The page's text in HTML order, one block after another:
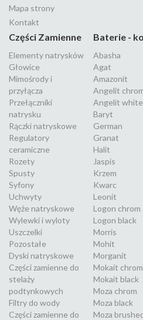
Mapa strony
Kontakt
Części Zamienne
Elementy natrysków
Głowice
Mimośrody i
przyłącza
Przełączniki
natrysku
Rączki natryskowe
Regulatory
ceramiczne
Rozety
Spusty
Syfony
Uchwyty
Węże natryskowe
Wylewki i wyloty
Uszczelki
Pozostałe
Dyski natryskowe
Części zamienne do
stelaży
podtynkowych
Filtry do wody
Części zamienne do
Baterie -
Abasha
Agat
Amazonit
Angelit
Angelit white
Baryt
German
Granat
Halit
Jaspis
Krzem
Kwarc
Leonit
Logon chrom
Logon black
Morris
Mohit
Morganit
Mokait chrom
Mokait black
Moza chrom
Moza black
Moza